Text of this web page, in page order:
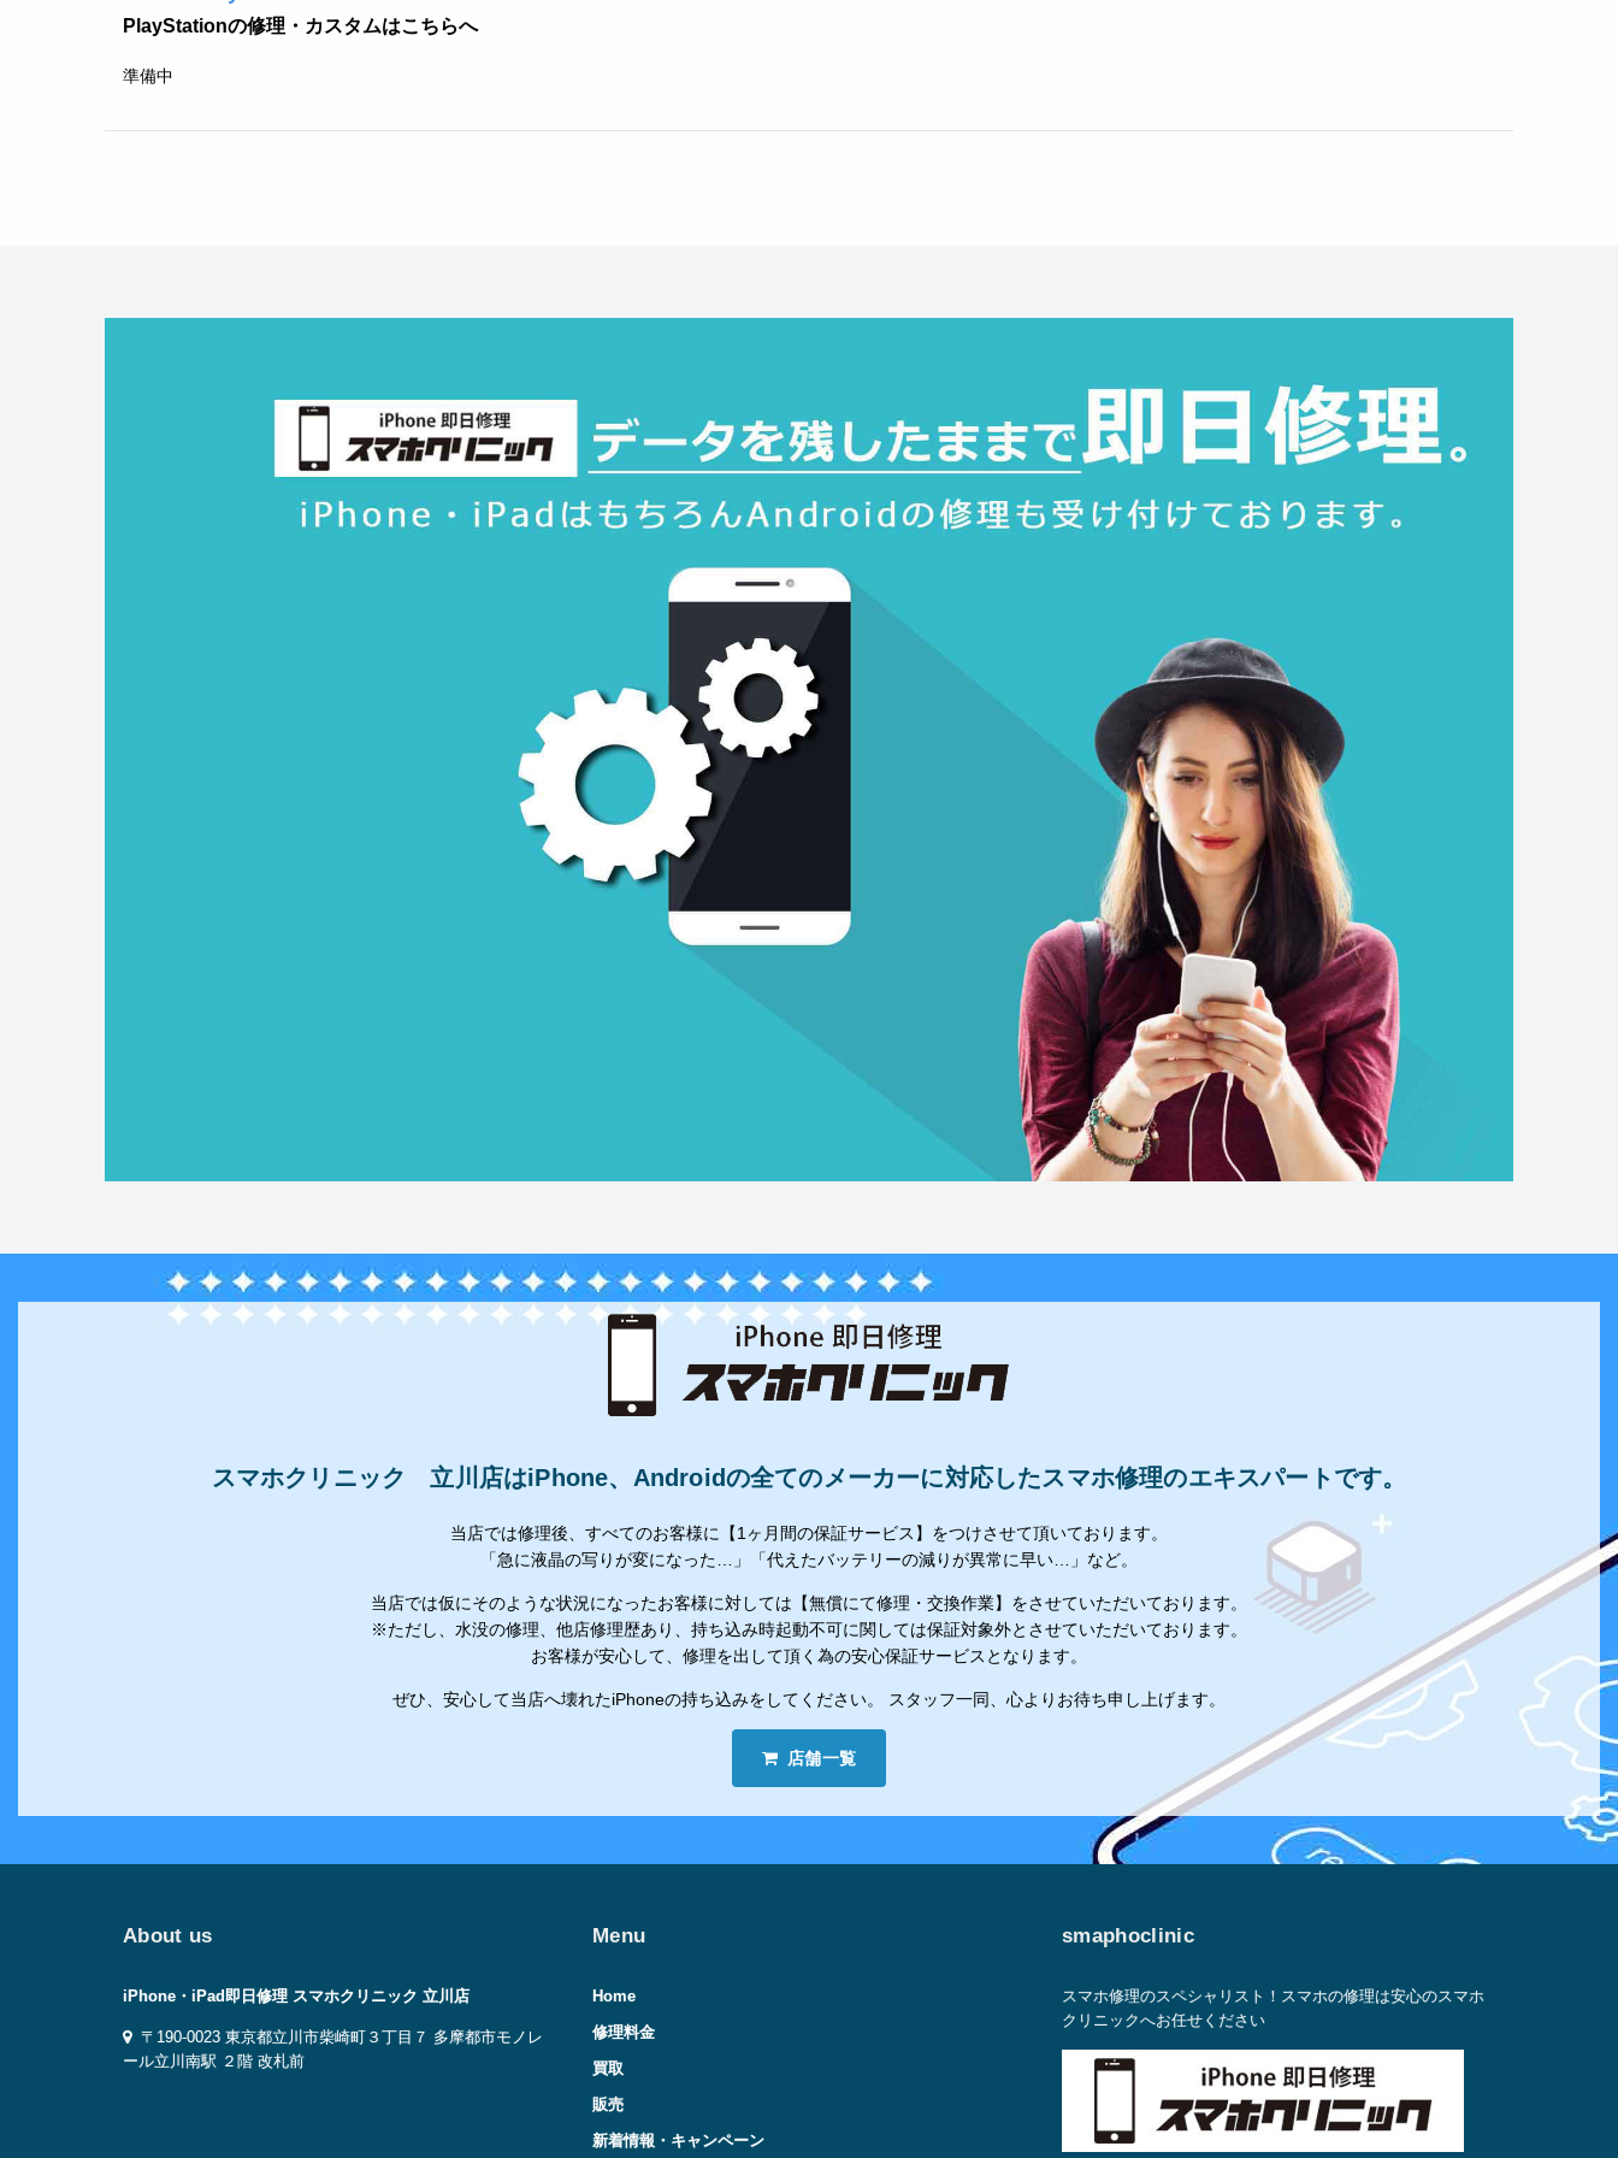
PlayStationの修理・カスタムはこちらへ
準備中
スマホクリニック 立川店はiPhone、Androidの全てのメーカーに対応したスマホ修理のエキスパートです。
当店では修理後、すべてのお客様に【1ヶ月間の保証サービス】をつけさせて頂いております。
「急に液晶の写りが変になった…」「代えたバッテリーの減りが異常に早い…」など。
当店では仮にそのような状況になったお客様に対しては【無償にて修理・交換作業】をさせていただいております。
※ただし、水没の修理、他店修理歴あり、持ち込み時起動不可に関しては保証対象外とさせていただいております。
お客様が安心して、修理を出して頂く為の安心保証サービスとなります。
ぜひ、安心して当店へ壊れたiPhoneの持ち込みをしてください。 スタッフ一同、心よりお待ち申し上げます。
店舗一覧
About us
iPhone・iPad即日修理 スマホクリニック 立川店
〒190-0023 東京都立川市柴崎町３丁目７ 多摩都市モノレ
ール立川南駅 ２階 改札前
Menu
Home
修理料金
買取
販売
新着情報・キャンペーン
smaphoclinic
スマホ修理のスペシャリスト！スマホの修理は安心のスマホ
クリニックへお任せください